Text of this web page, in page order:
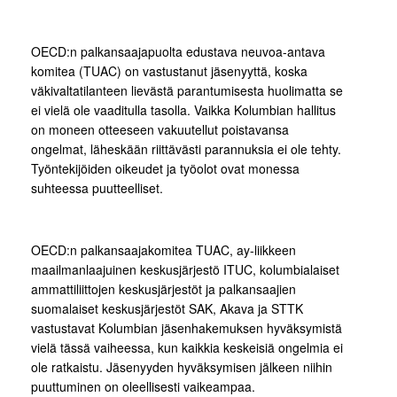
OECD:n palkansaajapuolta edustava neuvoa-antava
komitea (TUAC) on vastustanut jäsenyyttä, koska
väkivaltatilanteen lievästä parantumisesta huolimatta se
ei vielä ole vaaditulla tasolla. Vaikka Kolumbian hallitus
on moneen otteeseen vakuutellut poistavansa
ongelmat, läheskään riittävästi parannuksia ei ole tehty.
Työntekijöiden oikeudet ja työolot ovat monessa
suhteessa puutteelliset.
OECD:n palkansaajakomitea TUAC, ay-liikkeen
maailmanlaajuinen keskusjärjestö ITUC, kolumbialaiset
ammattiliittojen keskusjärjestöt ja palkansaajien
suomalaiset keskusjärjestöt SAK, Akava ja STTK
vastustavat Kolumbian jäsenhakemuksen hyväksymistä
vielä tässä vaiheessa, kun kaikkia keskeisiä ongelmia ei
ole ratkaistu. Jäsenyyden hyväksymisen jälkeen niihin
puuttuminen on oleellisesti vaikeampaa.